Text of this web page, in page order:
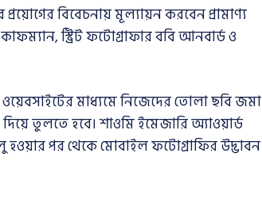
বিবেচনায় মূল্যায়ন করবেন প্রামাণ্য
স্ট্রিট ফটোগ্রাফার ববি আনবার্ড ও
ওয়েবসাইটের মাধ্যমে নিজেদের তোলা ছবি জমা
তুলতে হবে। শাওমি ইমেজারি অ্যাওয়ার্ড
হওয়ার পর থেকে মোবাইল ফটোগ্রাফির উদ্ভাবন